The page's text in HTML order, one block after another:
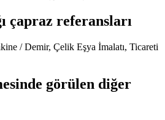
çapraz referansları
/ Demir, Çelik Eşya İmalatı, Ticareti
görülen diğer